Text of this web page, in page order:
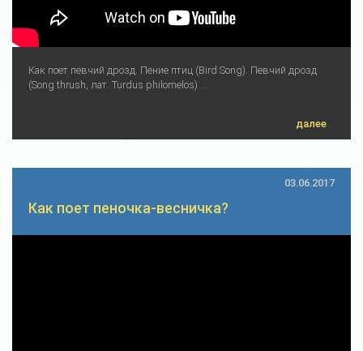
Как поет певчий дрозд. Пение птиц (Bird Song). Певчий дрозд
(Song thrush, лат. Turdus philomelos) ...
далее
03.06.2017
Как поет пеночка-весничка?